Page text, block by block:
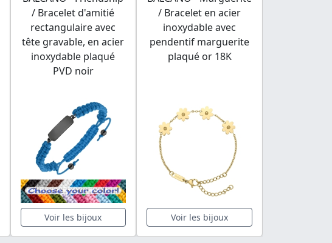
/ Bracelet d'amitié
rectangulaire avec
tête gravable, en acier
inoxydable plaqué
PVD noir
Voir les bijoux
/ Bracelet en acier
inoxydable avec
pendentif marguerite
plaqué or 18K
Voir les bijoux